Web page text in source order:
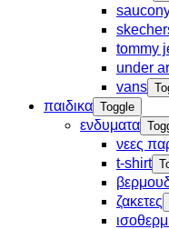
tommy
under
vans
παιδικα Toggle
ενδυματα
νεες
t-shirt
ζακετες